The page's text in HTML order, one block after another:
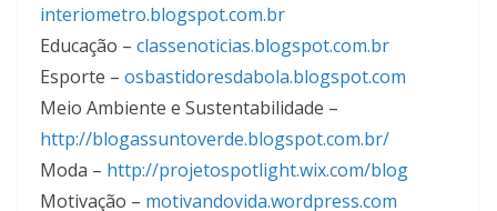
interiometro.blogspot.com.br
Educação – classenoticias.blogspot.com.br
Esporte – osbastidoresdabola.blogspot.com
Meio Ambiente e Sustentabilidade –
http://blogassuntoverde.blogspot.com.br/
Moda – http://projetospotlight.wix.com/blog
Motivação – motivandovida.wordpress.com